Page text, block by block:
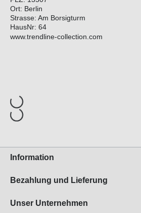
Ort: Berlin
Strasse: Am Borsigturm
HausNr: 64
www.trendline-collection.com
Information
Bezahlung und Lieferung
Unser Unternehmen